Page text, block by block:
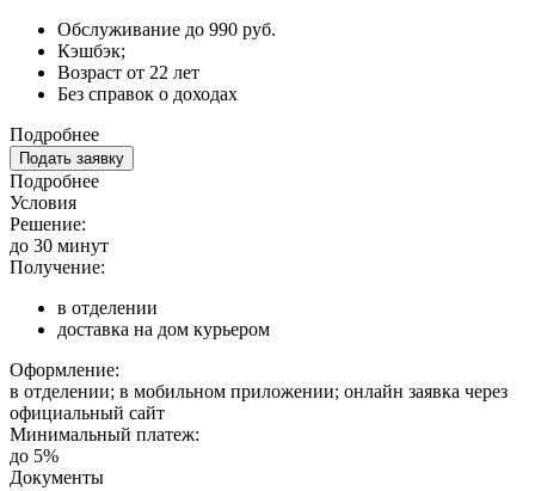
Обслуживание до 990 руб.
Кэшбэк;
Возраст от 22 лет
Без справок о доходах
Подробнее
Подать заявку
Подробнее
Условия
Решение:
до 30 минут
Получение:
в отделении
доставка на дом курьером
Оформление:
в отделении; в мобильном приложении; онлайн заявка через
официальный сайт
Минимальный платеж:
до 5%
Документы